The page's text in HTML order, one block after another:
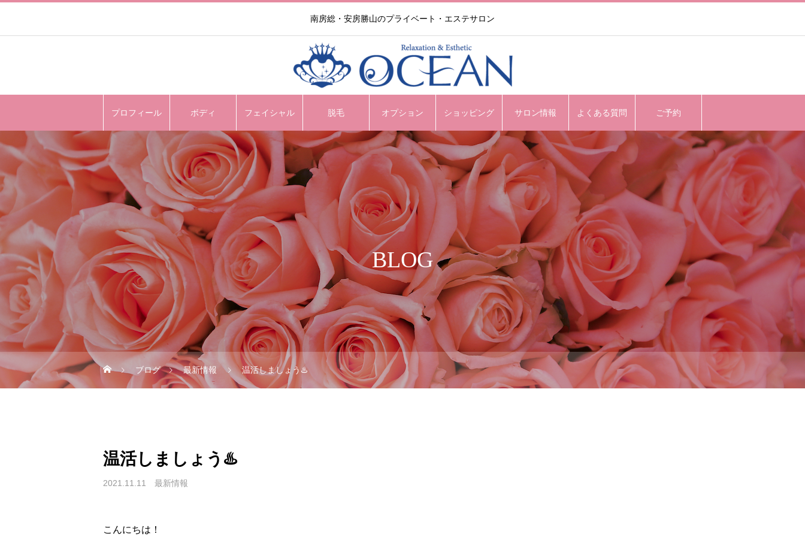
南房総・安房勝山のプライベート・エステサロン
プロフィール ボディ フェイシャル 脱毛 オプション ショッピング サロン情報 よくある質問 ご予約
BLOG
ブログ 最新情報 温活しましょう♨️
温活しましょう♨️
2021.11.11 最新情報
こんにちは！